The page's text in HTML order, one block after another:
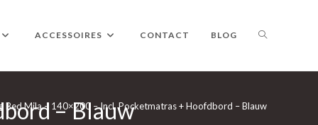
ACCESSOIRES CONTACT BLOG TOGGLE
WEBSITE
– Blauw
Bed Mila – 140×200 – Incl. Pocketmatras + Hoofdbord – Blauw